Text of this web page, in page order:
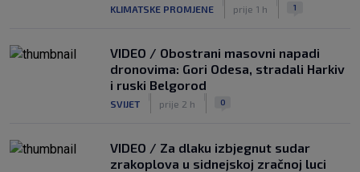
KLIMATSKE PROMJENE prije 1 h 1
VIDEO / Obostrani masovni napadi
dronovima: Gori Odesa, stradali Harkiv
i ruski Belgorod
SVIJET prije 2 h 0
VIDEO / Za dlaku izbjegnut sudar
zrakoplova u sidnejskoj zračnoj luci